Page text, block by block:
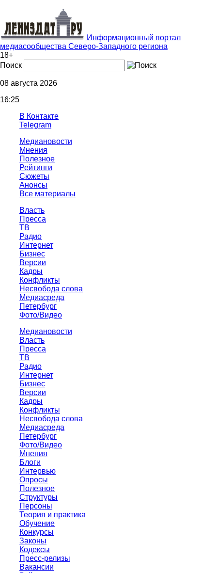
Информационный портал
медиасообщества Северо-Западного региона
18+
Поиск
08 августа 2026
16:25
В Контакте
Telegram
Медиановости
Мнения
Полезное
Рейтинги
Сюжеты
Анонсы
Все материалы
Власть
Пресса
ТВ
Радио
Интернет
Бизнес
Версии
Кадры
Конфликты
Несвобода слова
Медиасреда
Петербург
Фото/Видео
Медиановости
Власть
Пресса
ТВ
Радио
Интернет
Бизнес
Версии
Кадры
Конфликты
Несвобода слова
Медиасреда
Петербург
Фото/Видео
Мнения
Блоги
Интервью
Опросы
Полезное
Структуры
Персоны
Теория и практика
Обучение
Конкурсы
Законы
Кодексы
Пресс-релизы
Вакансии